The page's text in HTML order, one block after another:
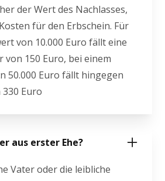
der Wert des Nachlasses,
für den Erbschein. Für
von 10.000 Euro fällt eine
von 150 Euro, bei einem
50.000 Euro fällt hingegen
Euro
aus erster Ehe?
Vater oder die leibliche